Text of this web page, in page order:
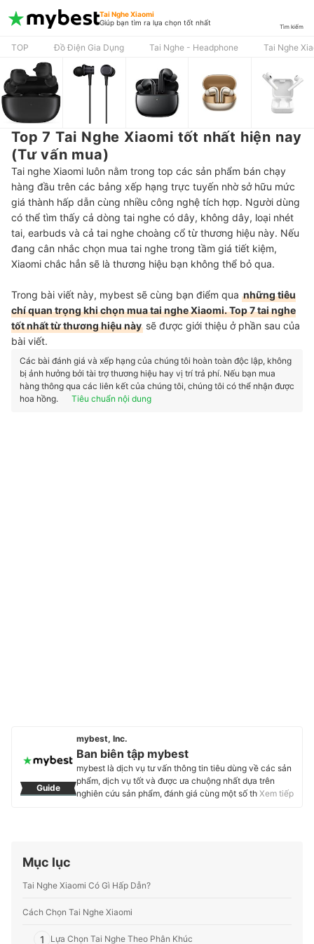
Tai Nghe Xiaomi
Giúp bạn tìm ra lựa chọn tốt nhất
Tìm kiếm
TOP Đồ Điện Gia Dụng Tai Nghe - Headphone Tai Nghe
Top 7 Tai Nghe Xiaomi tốt nhất hiện nay
(Tư vấn mua)
Tai nghe Xiaomi luôn nằm trong top các sản phẩm bán chạy
hàng đầu trên các bảng xếp hạng trực tuyến nhờ sở hữu mức
giá thành hấp dẫn cùng nhiều công nghệ tích hợp. Người dùng
có thể tìm thấy cả dòng tai nghe có dây, không dây, loại nhét
tai, earbuds và cả tai nghe choàng cổ từ thương hiệu này. Nếu
đang cân nhắc chọn mua tai nghe trong tầm giá tiết kiệm,
Xiaomi chắc hẳn sẽ là thương hiệu bạn không thể bỏ qua.
Trong bài viết này, mybest sẽ cùng bạn điểm qua những tiêu
chí quan trọng khi chọn mua tai nghe Xiaomi. Top 7 tai nghe
tốt nhất từ thương hiệu này sẽ được giới thiệu ở phần sau của
bài viết.
Các bài đánh giá và xếp hạng của chúng tôi hoàn toàn độc lập, không
bị ảnh hưởng bởi tài trợ thương hiệu hay vị trí trả phí. Nếu bạn mua
hàng thông qua các liên kết của chúng tôi, chúng tôi có thể nhận được
hoa hồng.
Tiêu chuẩn nội dung
Guide
mybest, Inc.
Ban biên tập mybest
mybest là dịch vụ tư vấn thông tin tiêu dùng về các sản
phẩm, dịch vụ tốt và được ưa chuộng nhất dựa trên
nghiên cứu sản phẩm, đánh giá cùng một số thực
Profile của Ban biên tập mybest
Xem tiếp
Mục lục
Tai Nghe Xiaomi Có Gì Hấp Dẫn?
Cách Chọn Tai Nghe Xiaomi
1 Lựa Chọn Tai Nghe Theo Phân Khúc